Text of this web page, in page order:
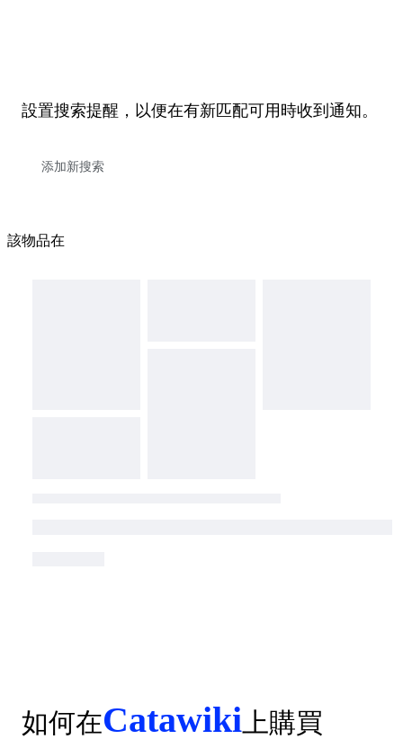
設置搜索提醒，以便在有新匹配可用時收到通知。
該物品在
如何在Catawiki 上購買